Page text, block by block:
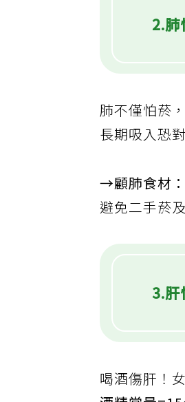
2.肺
肺不僅怕菸
長期吸入恐
→顧肺食材
避免二手菸
3.肝
喝酒傷肝！